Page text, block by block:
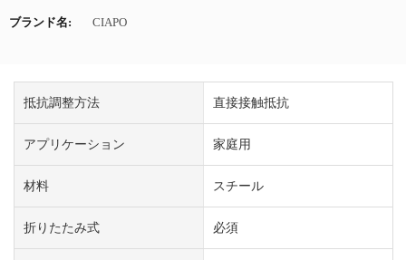
ブランド名: CIAPO
抵抗調整方法 直接接触抵抗
アプリケーション 家庭用
材料 スチール
折りたたみ式 必須